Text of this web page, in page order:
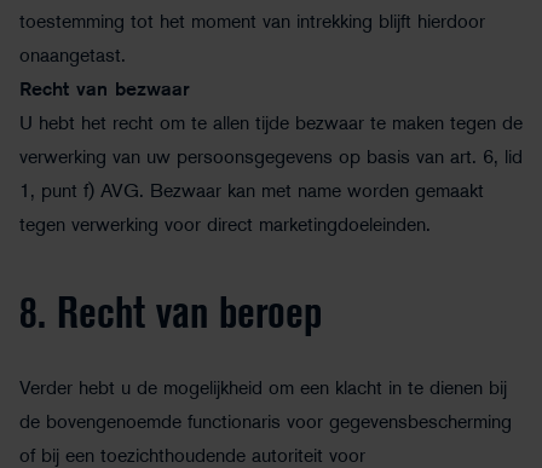
toestemming tot het moment van intrekking blijft hierdoor
onaangetast.
Recht van bezwaar
U hebt het recht om te allen tijde bezwaar te maken tegen de
verwerking van uw persoonsgegevens op basis van art. 6, lid
1, punt f) AVG. Bezwaar kan met name worden gemaakt
tegen verwerking voor direct marketingdoeleinden.
8. Recht van beroep
Verder hebt u de mogelijkheid om een klacht in te dienen bij
de bovengenoemde functionaris voor gegevensbescherming
of bij een toezichthoudende autoriteit voor